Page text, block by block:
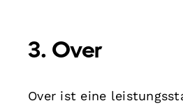
3. Over
Over ist eine